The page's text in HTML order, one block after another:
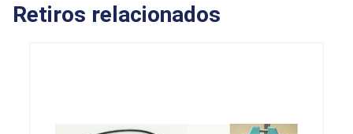
Retiros relacionados